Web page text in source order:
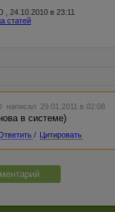
, 24.10.2010 в 23:11
статей
написал 29.01.2011 в 02:08
в системе)
/ Цитировать